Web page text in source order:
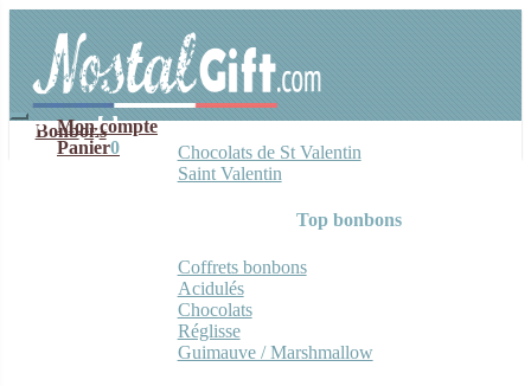
navigation
contenu
Mon compte
Panier0
Bonbons
Chocolats de St Valentin
Saint Valentin
Top bonbons
Coffrets bonbons
Acidulés
Chocolats
Réglisse
Guimauve / Marshmallow